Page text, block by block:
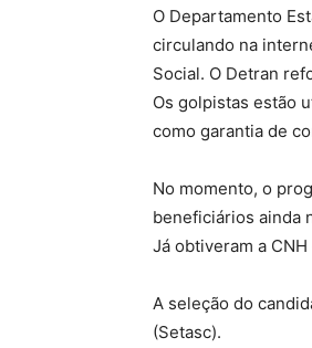
O Departamento
circulando na
Social. O Detran
Os golpistas estão
como garantia de
No momento, o
beneficiários ainda
Já obtiveram a
A seleção do
(Setasc).